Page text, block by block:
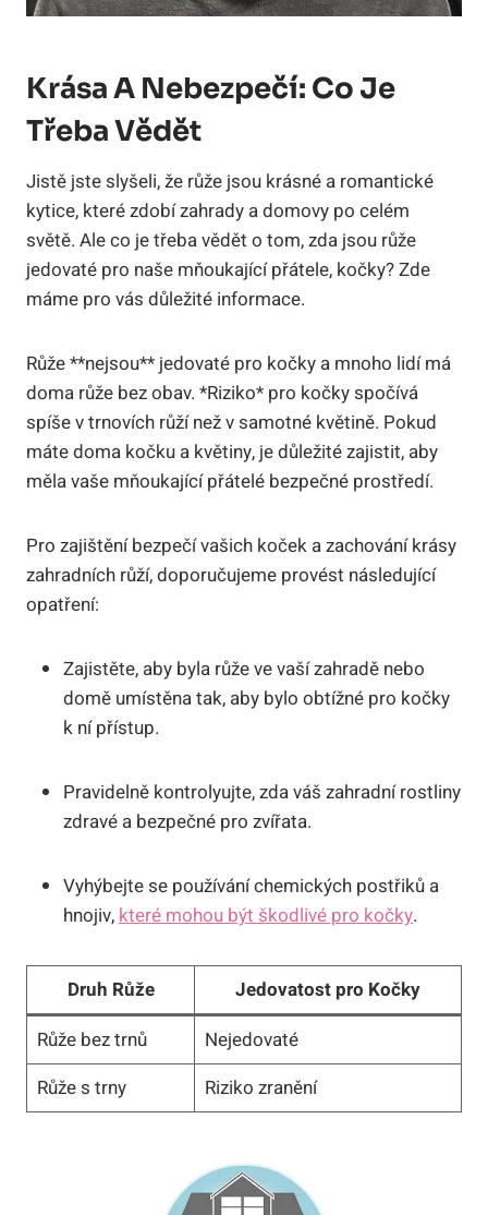
Krása A Nebezpečí: Co Je
Třeba Vědět
Jistě jste slyšeli, že růže jsou krásné a romantické
kytice, které zdobí zahrady a domovy po celém
světě. Ale co je třeba vědět o tom, zda jsou růže
jedovaté pro naše mňoukající přátele, kočky? Zde
máme pro vás důležité informace.
Růže **nejsou** jedovaté pro kočky a mnoho lidí má
doma růže bez obav. *Riziko* pro kočky spočívá
spíše v trnovích růží než v samotné květině. Pokud
máte doma kočku a květiny, je důležité zajistit, aby
měla vaše mňoukající přátelé bezpečné prostředí.
Pro zajištění bezpečí vašich koček a zachování krásy
zahradních růží, doporučujeme provést následující
opatření:
Zajistěte, aby byla růže ve vaší zahradě nebo
domě umístěna tak, aby bylo obtížné pro kočky
k ní přístup.
Pravidelně kontrolyujte, zda váš zahradní rostliny
zdravé a bezpečné pro zvířata.
Vyhýbejte se používání chemických postřiků a
hnojiv,které mohou být škodlivé pro kočky.
Druh Růže
Jedovatost pro Kočky
Růže bez trnů
Nejedovaté
Růže s trny
Riziko zranění